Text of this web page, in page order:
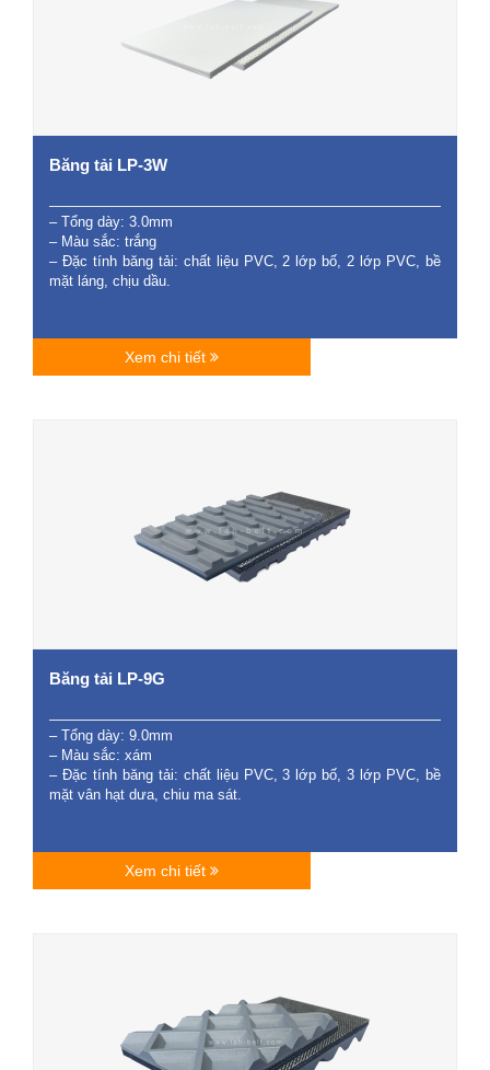
Băng tải LP-3W
– Tổng dày: 3.0mm
– Màu sắc: trắng
– Đặc tính băng tải: chất liệu PVC, 2 lớp bố, 2 lớp PVC, bề
mặt láng, chịu dầu.
Xem chi tiết
Băng tải LP-9G
– Tổng dày: 9.0mm
– Màu sắc: xám
– Đặc tính băng tải: chất liệu PVC, 3 lớp bố, 3 lớp PVC, bề
mặt vân hạt dưa, chiu ma sát.
Xem chi tiết